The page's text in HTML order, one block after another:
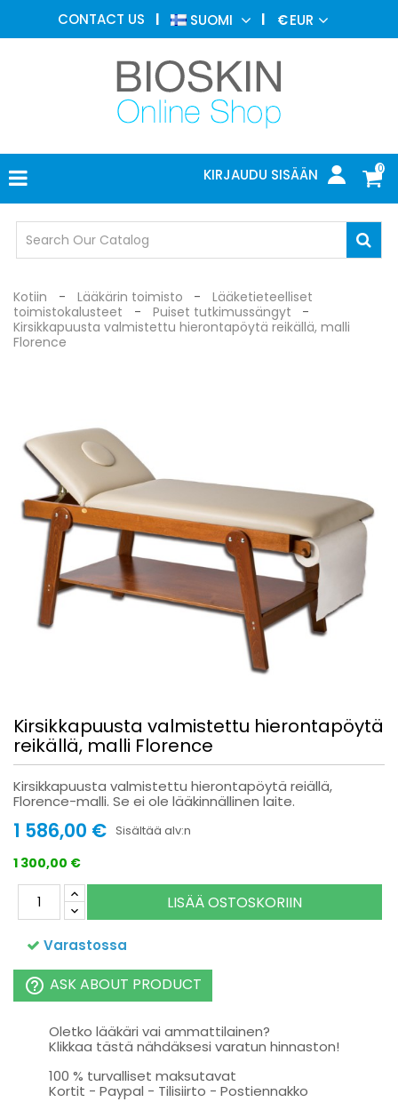
CONTACT US SUOMI €EUR
0
KIRJAUDU SISÄÄN
ESTEETTINEN
LÄÄKETIEDE
IHOTAUTIOPPI
VALOHOITO
LÄÄKETIETEELLISET
LÄÄKÄRIN
TOIMISTO
SUOJALASIT
Kotiin Lääkärin toimisto
Lääketieteelliset
toimistokalusteet
Puiset tutkimussängyt
Kirsikkapuusta valmistettu hierontapöytä reikällä, malli
Florence
Kirsikkapuusta valmistettu hierontapöytä
reikällä, malli Florence
Kirsikkapuusta valmistettu hierontapöytä reiällä,
Florence-malli. Se ei ole lääkinnällinen laite.
1 586,00 € Sisältää alv:n
1 300,00 €
LISÄÄ OSTOSKORIIN
Varastossa
help_outline ASK ABOUT PRODUCT
Oletko lääkäri vai ammattilainen?
Klikkaa tästä nähdäksesi varatun hinnaston!
100 % turvalliset maksutavat
Kortit - Paypal - Tilisiirto - Postiennakko